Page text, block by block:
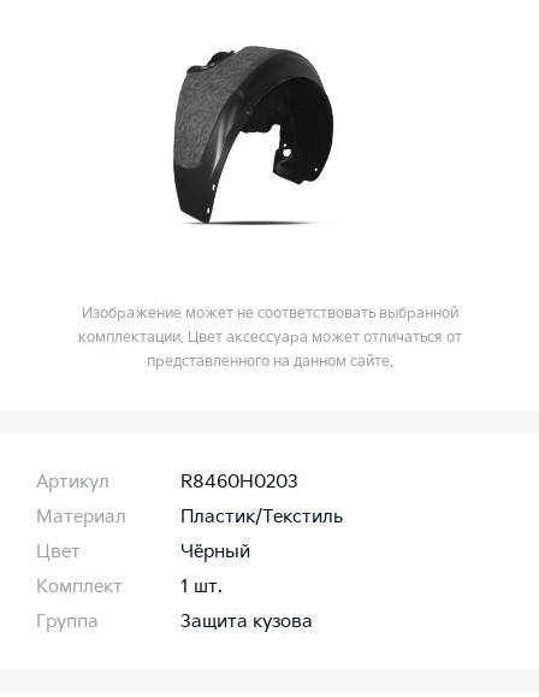
Изображение может не соответствовать выбранной
комплектации. Цвет аксессуара может отличаться от
представленного на данном сайте.
Артикул
R8460H0203
Материал
Пластик/Текстиль
Цвет
Чёрный
Комплект
1 шт.
Группа
Защита кузова